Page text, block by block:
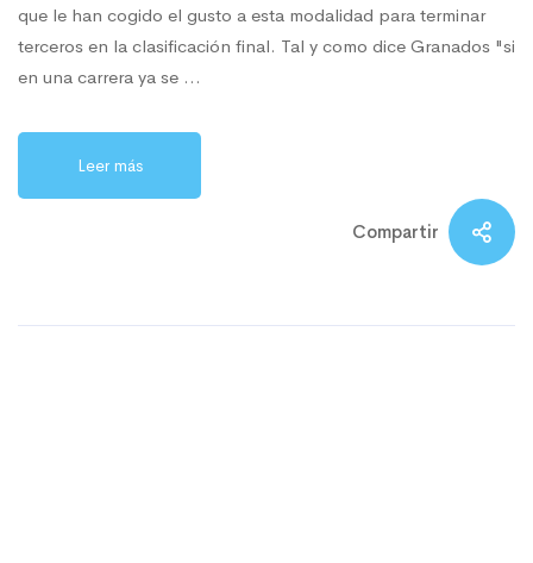
que le han cogido el gusto a esta modalidad para terminar
terceros en la clasificación final. Tal y como dice Granados "si
en una carrera ya se …
Leer más
Compartir